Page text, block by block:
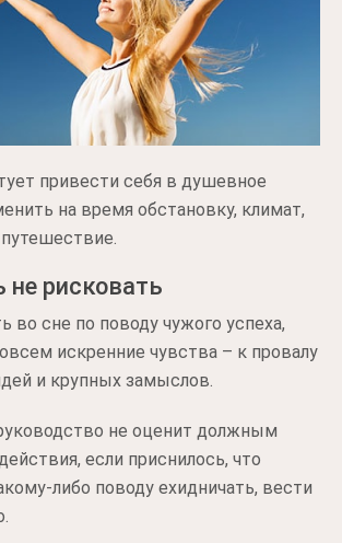
привести себя в душевное
на время обстановку, климат,
не рисковать
во сне по поводу чужого успеха,
искренние чувства – к провалу
и крупных замыслов.
не оценит должным
если приснилось, что
либо поводу ехидничать, вести